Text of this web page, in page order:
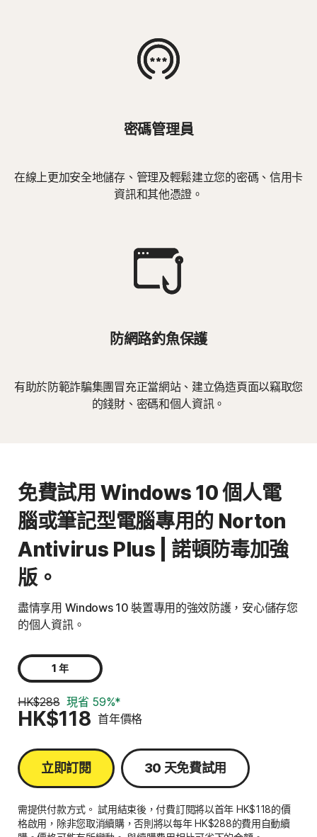
密碼管理員
在線上更加安全地儲存、管理及輕鬆建立您的密碼、信用卡
資訊和其他憑證。
防網路釣魚保護
有助於防範詐騙集團冒充正當網站、建立偽造頁面以竊取您
的錢財、密碼和個人資訊。
免費試用 Windows 10 個人電
腦或筆記型電腦專用的 Norton
Antivirus Plus | 諾頓防毒加強
版。
盡情享用 Windows 10 裝置專用的強效防護，安心儲存您
的個人資訊。
1 年
HK$288 現省 59%*
HK$118 首年價格
立即訂閱 30 天免費試用
需提供付款方式。 試用結束後，付費訂閱將以首年 HK$118的價
格啟用，除非您取消續購，否則將以每年 HK$288的費用自動續